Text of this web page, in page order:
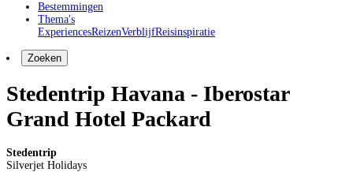
Bestemmingen
Thema's
ExperiencesReizenVerblijfReisinspiratie
Zoeken
Stedentrip Havana - Iberostar
Grand Hotel Packard
Stedentrip
Silverjet Holidays